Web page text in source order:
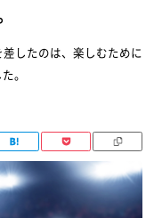
したのは、楽しむために
。